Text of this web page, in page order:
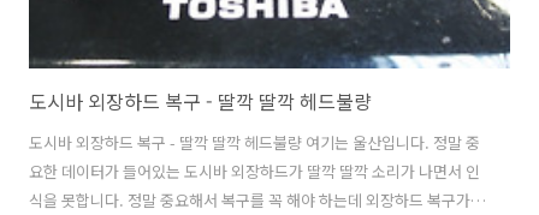
도시바 외장하드 복구 - 딸깍 딸깍 헤드불량
도시바 외장하드 복구 - 딸깍 딸깍 헤드불량 여기는 울산입니다. 정말 중
요한 데이터가 들어있는 도시바 외장하드가 딸깍 딸깍 소리가 나면서 인
식을 못합니다. 정말 중요해서 복구를 꼭 해야 하는데 외장하드 복구가